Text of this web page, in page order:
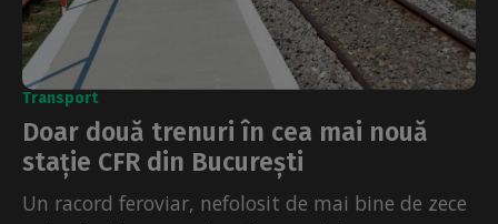
Transport
Doar două trenuri în cea mai nouă
stație CFR din București
Un racord feroviar, nefolosit de mai bine de zece